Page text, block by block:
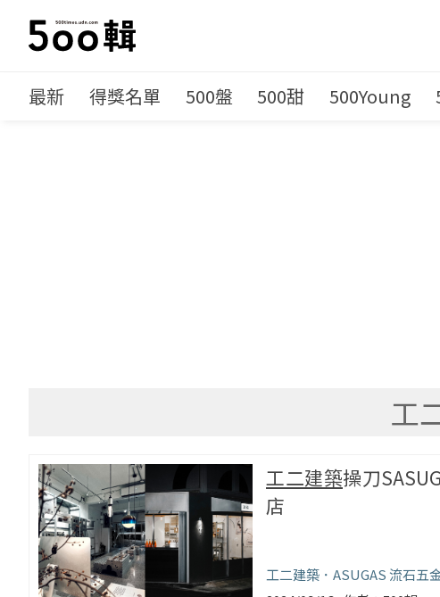
最新 得獎名單 500盤 500甜 500Young
工
工二建築操刀
店
工二建築
ASUGAS 流石五